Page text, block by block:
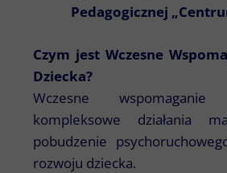
Pedagogicznej
Czym jest Wczesne
Dziecka?
Wczesne
kompleksowe działania
pobudzenie
rozwoju dziecka.